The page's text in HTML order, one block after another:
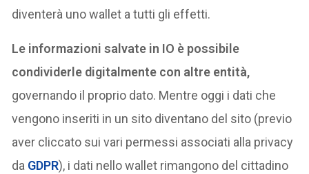
diventerà uno wallet a tutti gli effetti.
Le informazioni salvate in IO è possibile
condividerle digitalmente con altre entità,
governando il proprio dato. Mentre oggi i dati che
vengono inseriti in un sito diventano del sito (previo
aver cliccato sui vari permessi associati alla privacy
da GDPR), i dati nello wallet rimangono del cittadino